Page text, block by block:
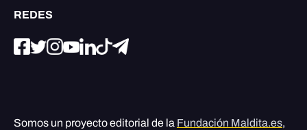
REDES
Somos un proyecto editorial de la Fundación Maldita.es,